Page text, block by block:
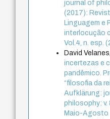
journal of
(2017):
Linguagem e
interlocução
Vol.4, n. esp.
David Velanes,
incertezas e
pandêmico.
“filosofia da
Aufklärung:
philosophy: v.
Maio-Agosto